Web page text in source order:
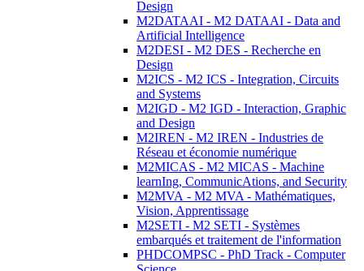
Design
M2DATAAI - M2 DATAAI - Data and
Artificial Intelligence
M2DESI - M2 DES - Recherche en
Design
M2ICS - M2 ICS - Integration, Circuits
and Systems
M2IGD - M2 IGD - Interaction, Graphic
and Design
M2IREN - M2 IREN - Industries de
Réseau et économie numérique
M2MICAS - M2 MICAS - Machine
learnIng, CommunicAtions, and Security
M2MVA - M2 MVA - Mathématiques,
Vision, Apprentissage
M2SETI - M2 SETI - Systèmes
embarqués et traitement de l'information
PHDCOMPSC - PhD Track - Computer